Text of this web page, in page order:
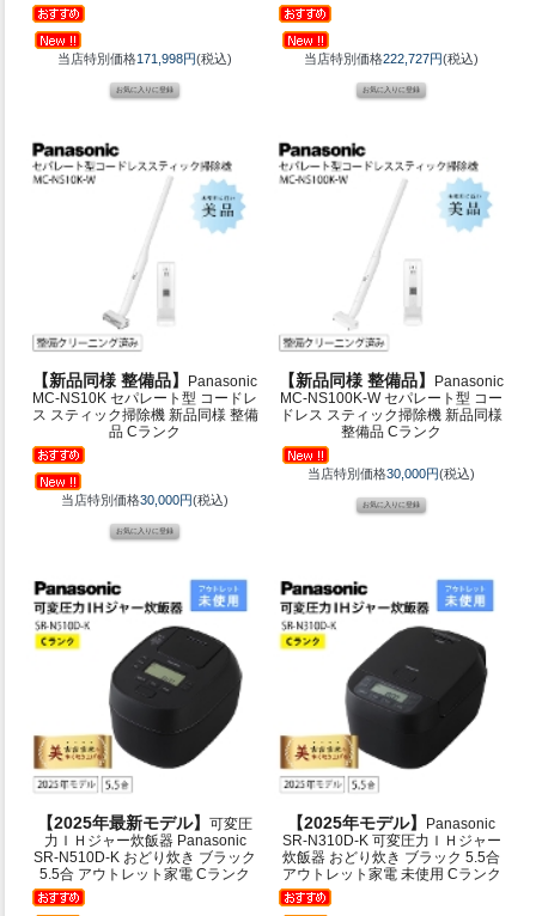
当店特別価格171,998円(税込) 当店特別価格222,727円(税込)
【新品同様 整備品】
Panasonic
MC-NS10K セパレート型 コードレ
ス スティック掃除機 新品同様 整備
品 Cランク
当店特別価格30,000円(税込)
【新品同様 整備品】
Panasonic
MC-NS100K-W セパレート型 コー
ドレス スティック掃除機 新品同様
整備品 Cランク
当店特別価格30,000円(税込)
【2025年最新モデル】可変圧
力ＩＨジャー炊飯器 Panasonic
SR-N510D-K おどり炊き ブラック
5.5合 アウトレット家電 Cランク
【2025年モデル】
Panasonic
SR-N310D-K 可変圧力ＩＨジャー
炊飯器 おどり炊き ブラック 5.5合
アウトレット家電 未使用 Cランク